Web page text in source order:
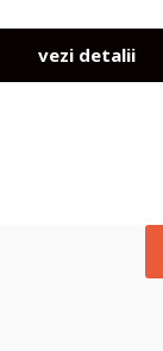
vezi detalii